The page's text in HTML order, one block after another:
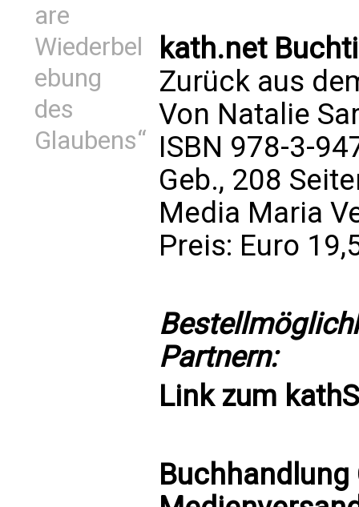
are
Wiederbel
ebung
des
Glaubens“
kath.net
Zurück aus
Von Natalie
ISBN 978-3-
Geb., 208
Media Maria
Preis: Euro
Partnern:
Link zum